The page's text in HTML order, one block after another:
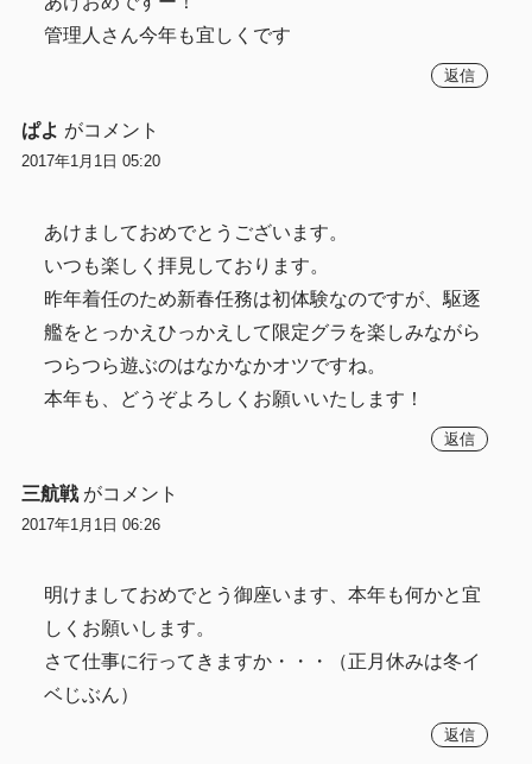
管理人さん今年も宜しくです
返信
ぱよ がコメント
2017年1月1日 05:20
あけましておめでとうございます。
いつも楽しく拝見しております。
昨年着任のため新春任務は初体験なのですが、駆逐
艦をとっかえひっかえして限定グラを楽しみながら
つらつら遊ぶのはなかなかオツですね。
本年も、どうぞよろしくお願いいたします！
返信
三航戦 がコメント
2017年1月1日 06:26
明けましておめでとう御座います、本年も何かと宜
しくお願いします。
さて仕事に行ってきますか・・・（正月休みは冬イ
ベじぶん）
返信